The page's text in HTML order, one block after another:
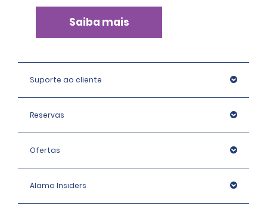
Saiba mais
Suporte ao cliente
Reservas
Ofertas
Alamo Insiders